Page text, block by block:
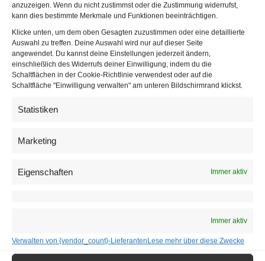
anzuzeigen. Wenn du nicht zustimmst oder die Zustimmung widerrufst,
kann dies bestimmte Merkmale und Funktionen beeinträchtigen.
Klicke unten, um dem oben Gesagten zuzustimmen oder eine detaillierte
Auswahl zu treffen. Deine Auswahl wird nur auf dieser Seite
angewendet. Du kannst deine Einstellungen jederzeit ändern,
einschließlich des Widerrufs deiner Einwilligung, indem du die
Schaltflächen in der Cookie-Richtlinie verwendest oder auf die
Schaltfläche "Einwilligung verwalten" am unteren Bildschirmrand klickst.
Statistiken
Marketing
Eigenschaften Immer aktiv
Immer aktiv
Verwalten von {vendor_count}-LieferantenLese mehr über diese Zwecke
Das erste Büroschluss im Le Meridien fand im 2013 statt.
Bis zu 1.000 Gäste zählte man über den Abend verteilt.
Partymacher Gräftner erinnert sich an die Anfangsjahre:
“Es war spannend, ob unser Büroschluss auch in einem
schicken Hotel am Opernring funktioniert.“ Das tat es.
Gäste. Seitdem wird im
Gäste mit vorheriger
bis sie in den Club nahe der Staatsoper hineinkommen.